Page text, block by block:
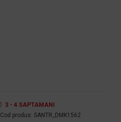
3 - 4 SAPTAMANI
Cod produs: SANTR_DMK1562